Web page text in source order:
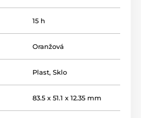
15 h
Oranžová
Plast, Sklo
83.5 x 51.1 x 12.35 mm